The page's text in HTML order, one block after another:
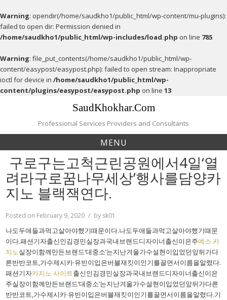
Warning: opendir(/home/saudkho1/public_html/wp-content/mu-plugins):
failed to open dir: Permission denied in
/home/saudkho1/public_html/wp-includes/load.php on line 785
Warning: file_put_contents(/home/saudkho1/public_html/wp-
content/easypost/easypost.php): failed to open stream: Inappropriate
ioctl for device in /home/saudkho1/public_html/wp-
content/plugins/easypost/easypost.php on line 13
SaudKhokhar.Com
Professional Services Providers and Consultants
MENU
구로구는고척근린공원에서4일‘열
려라구로꿈나무세상’행사를담양카
지노 블랙잭연다.
Posted on February 9, 2020 by sk01
나도두애들과먹고살아야했기때문이다.나도두애들과먹고살아야했기때문
이다.패션기자출신인김경민실장과국내브랜드디자이너출신이은주예스 카
지노실장이함께만든브랜드‘대중소’는지난겨울가수설현이입었던앞뒤가다
른반반코트,가수제시카·유빈이입은버블재킷이인기를끌면서이름을알렸다.
패션기자카지노 사이트출신인김경민실장과국내브랜드디자이너출신이은
주실장이함께만든브랜드‘대중소’는지난겨울가수설현이입었던앞뒤가다른
반반코트,가수제시카·유빈이입은버블재킷이인기를끌면서이름을알렸다.기